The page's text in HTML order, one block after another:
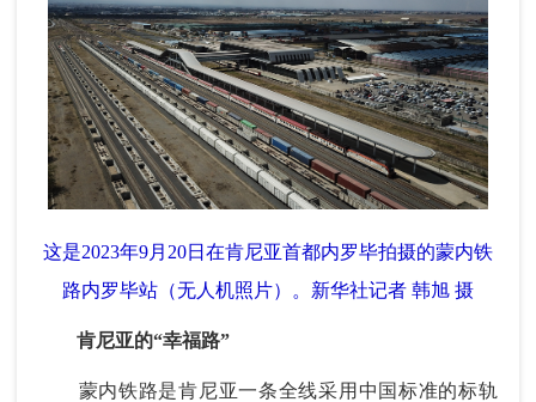
这是2023年9月20日在肯尼亚首都内罗毕拍摄的蒙内铁
路内罗毕站（无人机照片）。新华社记者 韩旭 摄
肯尼亚的“幸福路”
蒙内铁路是肯尼亚一条全线采用中国标准的标轨